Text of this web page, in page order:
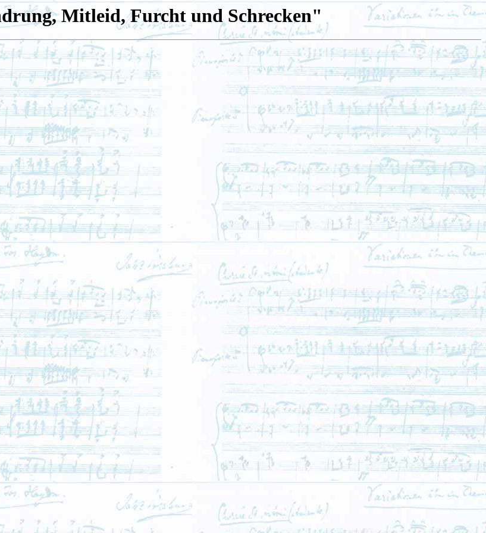
Mitleid, Furcht und Schrecken"